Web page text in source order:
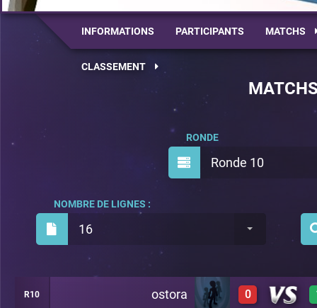
INFORMATIONS PARTICIPANTS MATCHS
CLASSEMENT
Ronde 10
RONDE
16
NOMBRE DE LIGNES :
R10 ostora 0